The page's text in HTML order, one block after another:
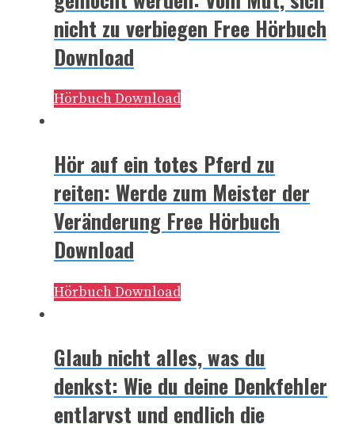
nicht zu verbiegen Free Hörbuch
Download
Hörbuch Download
Hör auf ein totes Pferd zu
reiten: Werde zum Meister der
Veränderung Free Hörbuch
Download
Hörbuch Download
Glaub nicht alles, was du
denkst: Wie du deine Denkfehler
entlarvst und endlich die